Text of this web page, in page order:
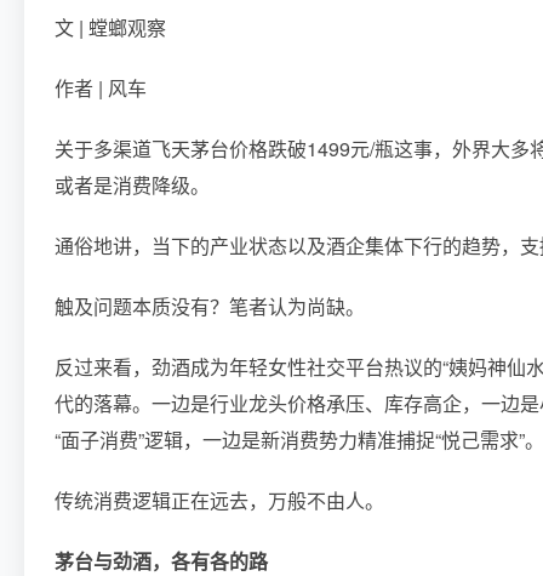
文 | 螳螂观察
作者 | 风车
关于多渠道飞天茅台价格跌破1499元/瓶这事，外界大
或者是消费降级。
通俗地讲，当下的产业状态以及酒企集体下行的趋势，
触及问题本质没有？笔者认为尚缺。
反过来看，劲酒成为年轻女性社交平台热议的“姨妈神仙
代的落幕。一边是行业龙头价格承压、库存高企，一边
“面子消费”逻辑，一边是新消费势力精准捕捉“悦己需求”。
传统消费逻辑正在远去，万般不由人。
茅台与劲酒，各有各的路